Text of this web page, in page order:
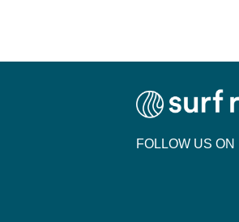
FOLLOW US ON